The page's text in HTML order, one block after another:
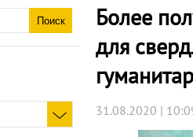
Более
для
31.08.2020 |